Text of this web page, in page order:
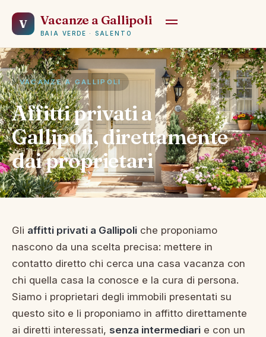
V Vacanze a Gallipoli
BAIA VERDE · SALENTO
VACANZE A GALLIPOLI
Affitti privati a
Gallipoli, direttamente
dai proprietari
Gli affitti privati a Gallipoli che proponiamo
nascono da una scelta precisa: mettere in
contatto diretto chi cerca una casa vacanza con
chi quella casa la conosce e la cura di persona.
Siamo i proprietari degli immobili presentati su
questo sito e li proponiamo in affitto direttamente
ai diretti interessati, senza intermediari e con un